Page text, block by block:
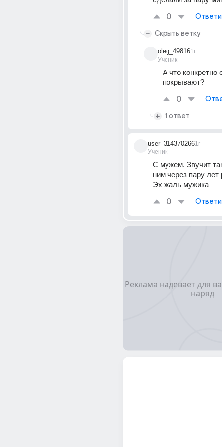
0
Скрыть ветку
oleg_49816
Ученик
1г
А что конкретно
покрывают?
0
1 ответ
user_314370266
Ученик
1г
С мужем. Звучит
ним через пару лет
Эх жаль мужика
0